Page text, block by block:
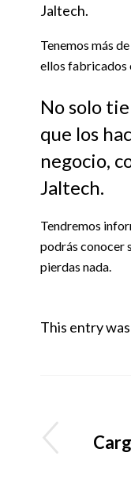
Jaltech.
Tenemos más
ellos fabricados
No solo
que los
negocio,
Jaltech.
Tendremos
podrás conocer
pierdas nada.
This entry